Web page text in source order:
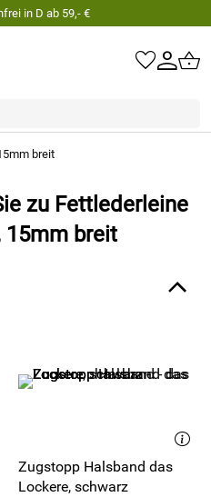
in D ab 59,- €
breit
zu Fettlederleine
15mm breit
Zugstopp Halsband das
Lockere, schwarz